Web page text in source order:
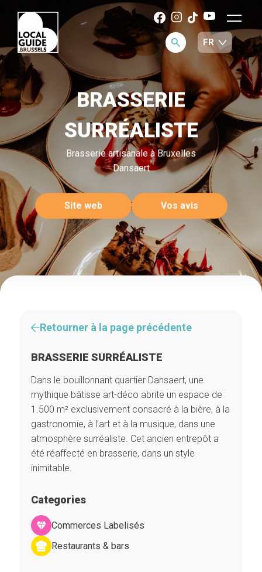
BRASSERIE
SURRÉALISTE
Brasserie artisanale à Bruxelles
Dansaert
Site web Vos avis
Retourner à la page précédente
BRASSERIE SURRÉALISTE
Dans le bouillonnant quartier Dansaert, une
mythique bâtisse art-déco abrite un espace de
1.500 m² exclusivement consacré à la bière, à la
gastronomie, à l’art et à la musique, dans une
atmosphère surréaliste. Cet ancien entrepôt a
été réaffecté en brasserie, dans un style
inimitable.
Categories
Commerces Labelisés
Restaurants & bars